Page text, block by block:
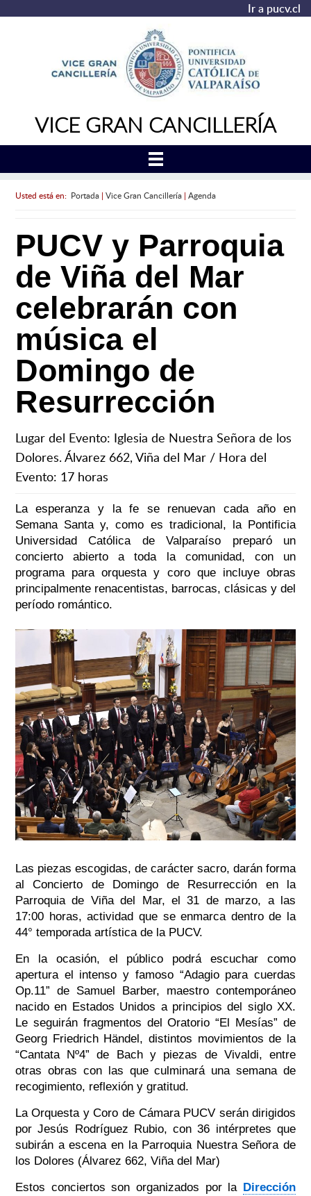
Ir a pucv.cl
VICE GRAN CANCILLERÍA
Usted está en: Portada| Vice Gran Cancillería| Agenda
PUCV y Parroquia
de Viña del Mar
celebrarán con
música el
Domingo de
Resurrección
Lugar del Evento: Iglesia de Nuestra Señora de los
Dolores. Álvarez 662, Viña del Mar / Hora del
Evento: 17 horas
La esperanza y la fe se renuevan cada año en
Semana Santa y, como es tradicional, la Pontificia
Universidad Católica de Valparaíso preparó un
concierto abierto a toda la comunidad, con un
programa para orquesta y coro que incluye obras
principalmente renacentistas, barrocas, clásicas y del
período romántico.
Las piezas escogidas, de carácter sacro, darán forma
al Concierto de Domingo de Resurrección en la
Parroquia de Viña del Mar, el 31 de marzo, a las
17:00 horas, actividad que se enmarca dentro de la
44° temporada artística de la PUCV.
En la ocasión, el público podrá escuchar como
apertura el intenso y famoso “Adagio para cuerdas
Op.11” de Samuel Barber, maestro contemporáneo
nacido en Estados Unidos a principios del siglo XX.
Le seguirán fragmentos del Oratorio “El Mesías” de
Georg Friedrich Händel, distintos movimientos de la
“Cantata Nº4” de Bach y piezas de Vivaldi, entre
otras obras con las que culminará una semana de
recogimiento, reflexión y gratitud.
La Orquesta y Coro de Cámara PUCV serán dirigidos
por Jesús Rodríguez Rubio, con 36 intérpretes que
subirán a escena en la Parroquia Nuestra Señora de
los Dolores (Álvarez 662, Viña del Mar)
Estos conciertos son organizados por la
Dirección